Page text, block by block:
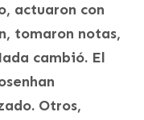
actuaron con
tomaron notas,
cambió. El
Otros,